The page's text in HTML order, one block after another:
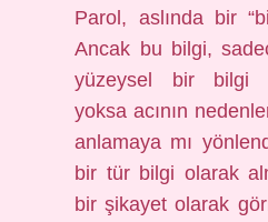
Parol, aslında bir
Ancak bu bilgi,
yüzeysel bir bilgi
yoksa acının
anlamaya mı
bir tür bilgi olarak
bir şikayet olarak